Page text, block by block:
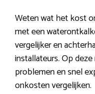
Weten wat het kost
met een
vergelijker en
installateurs. Op
problemen en snel
onkosten vergelijken.